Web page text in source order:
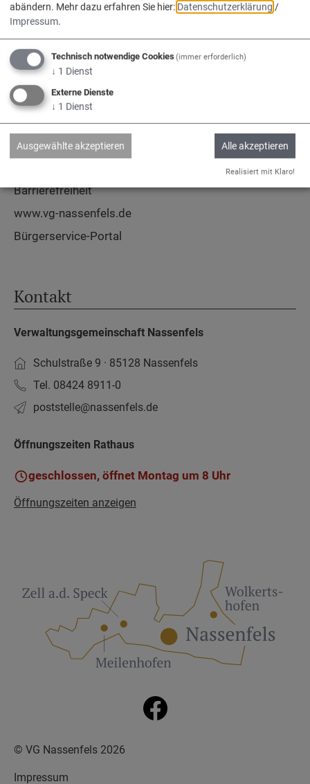
Service
Kontakt & Öffnungszeiten
Impressum
Barrierefreiheit
www.vg-nassenfels.de
Bürgerservice-Portal
Kontakt
Verwaltungsgemeinschaft Nassenfels
Schulstraße 9 · 85128 Nassenfels
Tel. 08424 8911-0
poststelle­@nassenfels.de
Öffnungszeiten Rathaus
geschlossen, öffnet Montag um 8 Uhr
Öffnungszeiten anzeigen
© VG Nassenfels 2026
Impressum
abändern. Mehr dazu erfahren Sie hier: Datenschutzerklärung /
Impressum.
Technisch notwendige Cookies(immer erforderlich)
↓ 1 Dienst
Externe Dienste
↓ 1 Dienst
Ausgewählte akzeptieren Alle akzeptieren
Realisiert mit Klaro!